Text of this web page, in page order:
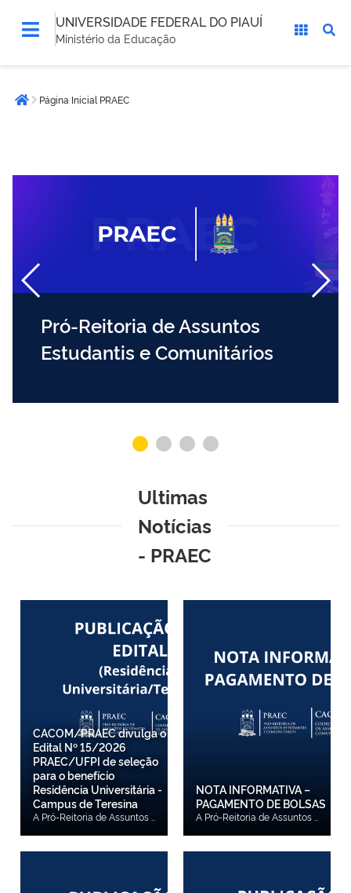
UNIVERSIDADE FEDERAL DO PIAUÍ
Ministério da Educação
estáPágina inicial
Página Inicial PRAEC
Pró-Reitoria de Assuntos
Estudantis e Comunitários
Ultimas
Notícias
- PRAEC
CACOM/PRAEC divulga o
Edital Nº 15/2026
PRAEC/UFPI de seleção
para o benefício
Residência Universitária -
Campus de Teresina
NOTA INFORMATIVA –
PAGAMENTO DE BOLSAS